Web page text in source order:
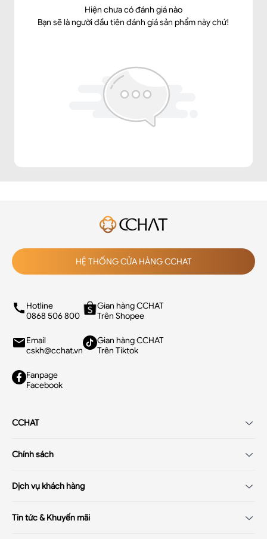
1. THÔNG TIN SẢN PHẨM
➤Tên sản phẩm: Chân váy cạp kiểu dài
➤Thương hiệu: CChat Clothes
4: CV mở khóa moi trước
5: Đặc điểm nổi bật: Chân váy A đứng lên form tốt với
➤Kiểu dáng: Dáng A
➤Thông số size: S/ M/ L
Hiện chưa có đánh giá nào
Bạn sẽ là người đầu tiên đánh giá sản phẩm này chứ!
HỆ THỐNG CỬA HÀNG CCHAT
Hotline
0868 506 800
Email
cskh@cchat.vn
Fanpage
Facebook
Gian hàng CCHAT
Trên Shopee
Gian hàng CCHAT
Trên Tiktok
CCHAT
Hệ thống cửa hàng
Chính sách
Chính sách thanh toán
Dịch vụ khách hàng
Hướng dẫn mua hàng
Tin tức & Khuyến mãi